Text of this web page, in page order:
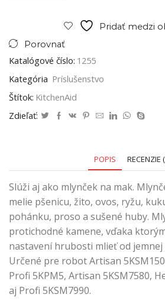
Pridať medzi
Porovnať
Katalógové číslo: 1255
Kategória Príslušenstvo
Štítok: KitchenAid
Zdieľať:
POPIS RECENZIE
Slúži aj ako mlynček na mak.
melie pšenicu, žito, ovos, ryžu,
pohánku, proso a sušené huby.
protichodné kamene, vďaka
nastavení hrubosti mlieť od
Určené pre robot Artisan
Profi 5KPM5, Artisan 5KSM7580,
aj Profi 5KSM7990.